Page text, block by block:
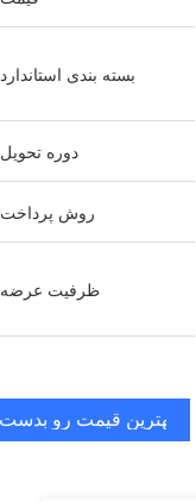
بسته بندی
دوره
روش
ظرفیت
بهترین قیمت رو بدست